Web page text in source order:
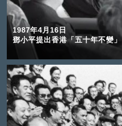
1987年4月16日
鄧小平提出香港「五十年不變」